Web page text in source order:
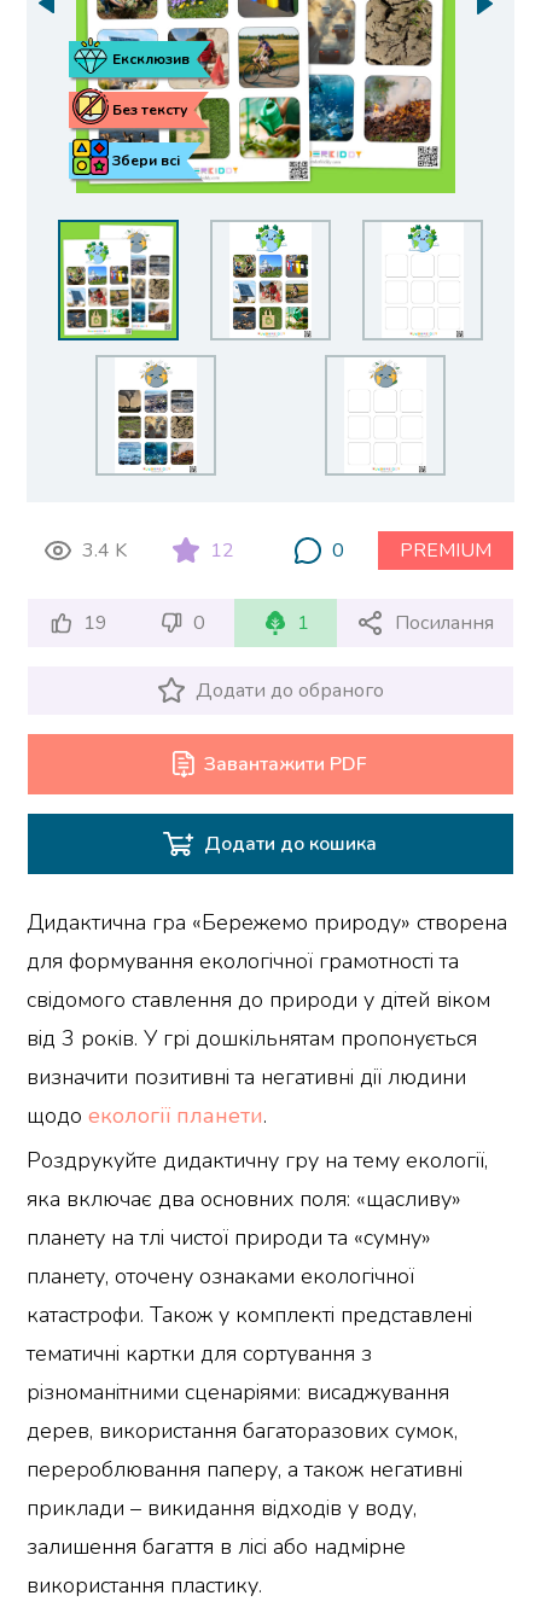
Збери всі
Без тексту
Ексклюзив
3.4 K 12 0 PREMIUM
19 0 1 Посилання
Додати до обраного
Завантажити PDF
Додати до кошика
Дидактична гра «Бережемо природу» створена
для формування екологічної грамотності та
свідомого ставлення до природи у дітей віком
від 3 років. У грі дошкільнятам пропонується
визначити позитивні та негативні дії людини
щодоекології планети.
Роздрукуйте дидактичну гру на тему екології,
яка включає два основних поля: «щасливу»
планету на тлі чистої природи та «сумну»
планету, оточену ознаками екологічної
катастрофи. Також у комплекті представлені
тематичні картки для сортування з
різноманітними сценаріями: висаджування
дерев, використання багаторазових сумок,
перероблювання паперу, а також негативні
приклади – викидання відходів у воду,
залишення багаття в лісі або надмірне
використання пластику.